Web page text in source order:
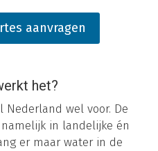
aanvragen
het?
wel voor. De
in landelijke én
er maar water in de